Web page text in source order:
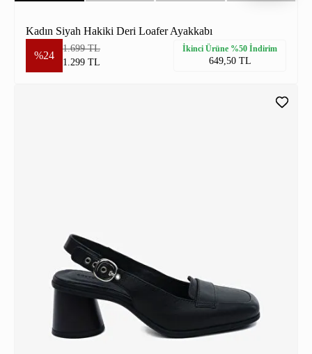
Kadın Siyah Hakiki Deri Loafer Ayakkabı
%24
1.699 TL
1.299 TL
İkinci Ürüne %50 İndirim
649,50 TL